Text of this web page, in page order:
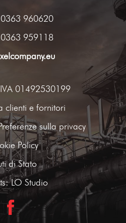
960620
959118
01492530199
clienti e fornitori
sulla privacy
Policy
di Stato
LO Studio